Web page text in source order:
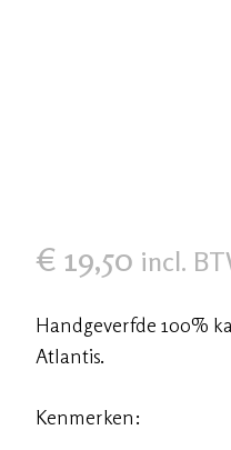
€ 19,50 incl.
Handgeverfde 100%
Atlantis.
Kenmerken: